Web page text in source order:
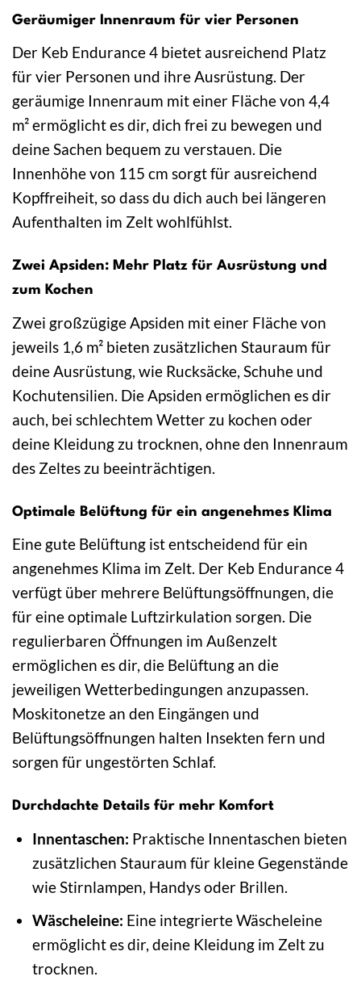
Geräumiger Innenraum für vier Personen
Der Keb Endurance 4 bietet ausreichend Platz
für vier Personen und ihre Ausrüstung. Der
geräumige Innenraum mit einer Fläche von 4,4
m² ermöglicht es dir, dich frei zu bewegen und
deine Sachen bequem zu verstauen. Die
Innenhöhe von 115 cm sorgt für ausreichend
Kopffreiheit, so dass du dich auch bei längeren
Aufenthalten im Zelt wohlfühlst.
Zwei Apsiden: Mehr Platz für Ausrüstung und
zum Kochen
Zwei großzügige Apsiden mit einer Fläche von
jeweils 1,6 m² bieten zusätzlichen Stauraum für
deine Ausrüstung, wie Rucksäcke, Schuhe und
Kochutensilien. Die Apsiden ermöglichen es dir
auch, bei schlechtem Wetter zu kochen oder
deine Kleidung zu trocknen, ohne den Innenraum
des Zeltes zu beeinträchtigen.
Optimale Belüftung für ein angenehmes Klima
Eine gute Belüftung ist entscheidend für ein
angenehmes Klima im Zelt. Der Keb Endurance 4
verfügt über mehrere Belüftungsöffnungen, die
für eine optimale Luftzirkulation sorgen. Die
regulierbaren Öffnungen im Außenzelt
ermöglichen es dir, die Belüftung an die
jeweiligen Wetterbedingungen anzupassen.
Moskitonetze an den Eingängen und
Belüftungsöffnungen halten Insekten fern und
sorgen für ungestörten Schlaf.
Durchdachte Details für mehr Komfort
Innentaschen: Praktische Innentaschen bieten
zusätzlichen Stauraum für kleine Gegenstände
wie Stirnlampen, Handys oder Brillen.
Wäscheleine: Eine integrierte Wäscheleine
ermöglicht es dir, deine Kleidung im Zelt zu
trocknen.